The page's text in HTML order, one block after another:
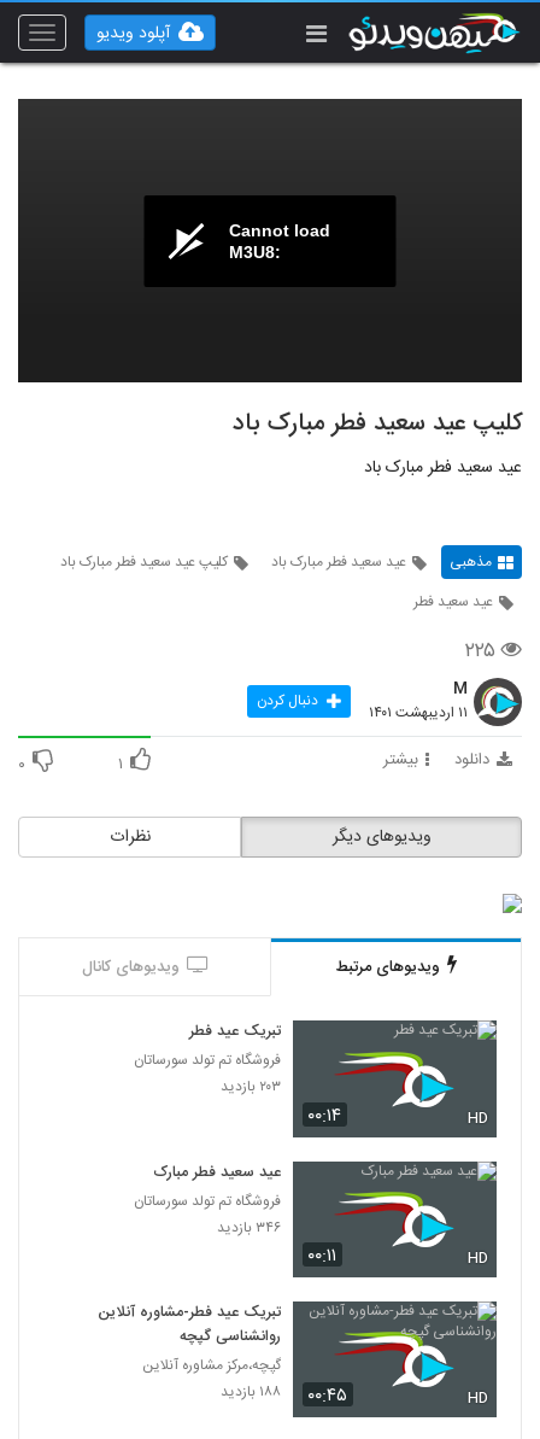
Toggle
آپلود ویدیو
Cannot load
M3U8:
کلیپ عید سعید فطر مبارک باد
عید سعید فطر مبارک باد
مذهبی عید سعید فطر مبارک باد
کلیپ عید سعید فطر مبارک باد
عید سعید فطر
۲۲۵
M
۱۱ اردیبهشت ۱۴۰۱ دنبال کردن
دانلود بیشتر ۱ ۰
نظرات ویدیوهای دیگر
ویدیوهای مرتبط ویدیوهای کانال
۰۰:۱۴ HD
تبریک عید فطر
فروشگاه تم تولد سورساتان
۲۰۳ بازدید
۰۰:۱۱ HD
عید سعید فطر مبارک
فروشگاه تم تولد سورساتان
۳۴۶ بازدید
۰۰:۴۵ HD
تبریک عید فطر-مشاوره آنلاین
روانشناسی گپچه
گپچه،مرکز مشاوره آنلاین
۱۸۸ بازدید